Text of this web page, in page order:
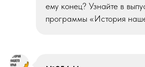
ему конец? Узнайте в
программы «История